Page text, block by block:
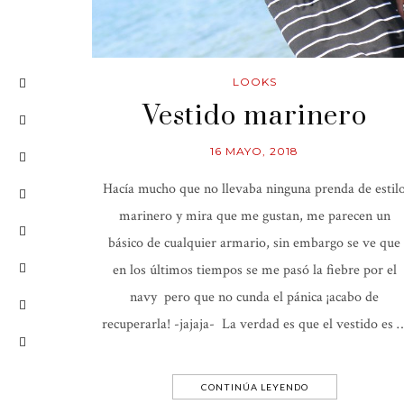
LOOKS
Vestido marinero
16 MAYO, 2018
Hacía mucho que no llevaba ninguna prenda de
marinero y mira que me gustan, me parecen un
básico de cualquier armario, sin embargo se ve que
en los últimos tiempos se me pasó la fiebre por el
navy pero que no cunda el pánica ¡acabo de
recuperarla! -jajaja- La verdad es que el vestido es
CONTINÚA LEYENDO